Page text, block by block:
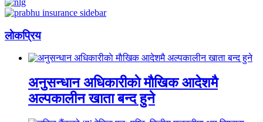
लाेकप्रिय
अनुसन्धान अधिकारीकाे माैखिक आदेशमै
अल्पकालीन खाता बन्द हुने